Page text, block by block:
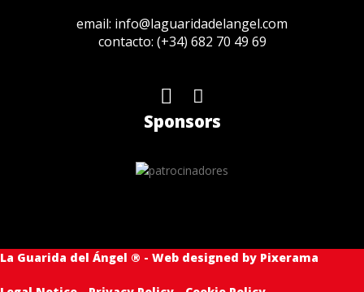
email: info@laguaridadelangel.com
contacto: (+34) 682 70 49 69
Sponsors
La Guarida del Ángel ® - Web designed by Pixerama